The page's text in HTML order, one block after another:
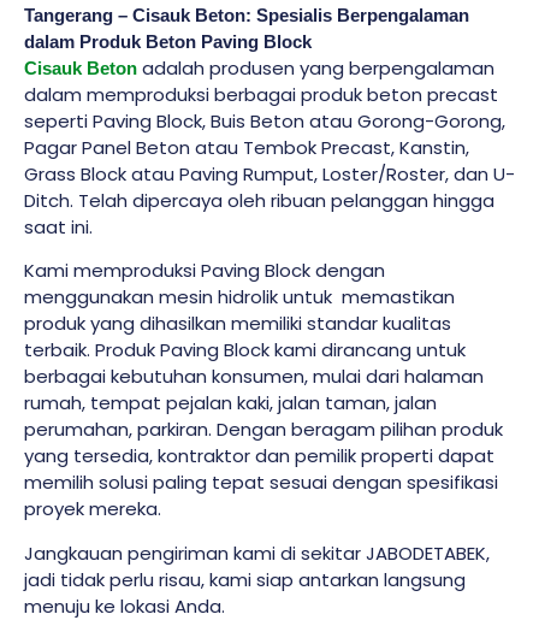
Tangerang – Cisauk Beton: Spesialis Berpengalaman
dalam Produk Beton Paving Block
Cisauk Beton adalah produsen yang berpengalaman
dalam memproduksi berbagai produk beton precast
seperti Paving Block, Buis Beton atau Gorong-Gorong,
Pagar Panel Beton atau Tembok Precast, Kanstin,
Grass Block atau Paving Rumput, Loster/Roster, dan U-
Ditch. Telah dipercaya oleh ribuan pelanggan hingga
saat ini.
Kami memproduksi Paving Block dengan
menggunakan mesin hidrolik untuk memastikan
produk yang dihasilkan memiliki standar kualitas
terbaik. Produk Paving Block kami dirancang untuk
berbagai kebutuhan konsumen, mulai dari halaman
rumah, tempat pejalan kaki, jalan taman, jalan
perumahan, parkiran. Dengan beragam pilihan produk
yang tersedia, kontraktor dan pemilik properti dapat
memilih solusi paling tepat sesuai dengan spesifikasi
proyek mereka.
Jangkauan pengiriman kami di sekitar JABODETABEK,
jadi tidak perlu risau, kami siap antarkan langsung
menuju ke lokasi Anda.